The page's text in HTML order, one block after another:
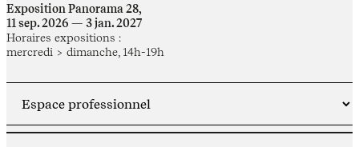
Exposition Panorama 28,
11 sep. 2026 — 3 jan. 2027
Horaires expositions :
mercredi > dimanche, 14h-19h